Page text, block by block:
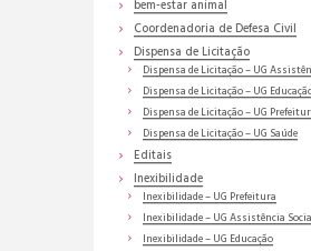
bem-estar animal
Coordenadoria de Defesa Civil
Dispensa de Licitação
Dispensa de Licitação – UG
Dispensa de Licitação – UG
Dispensa de Licitação – UG
Dispensa de Licitação – UG Saúde
Editais
Inexibilidade
Inexibilidade – UG Prefeitura
Inexibilidade – UG Assistência
Inexibilidade – UG Educação